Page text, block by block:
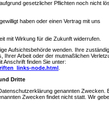
gesetzlicher Pflichten noch nicht
haben oder einen Vertrag mit uns
mit Wirkung für die Zukunft widerrufen.
Aufsichtsbehörde wenden. Ihre
Arbeit oder der mutmaßlichen
Anschrift finden Sie unter:
node.html
Dritte
genannten Zwecken.
Zwecken findet nicht statt. Wir